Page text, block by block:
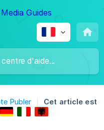
Publer
Cet article est